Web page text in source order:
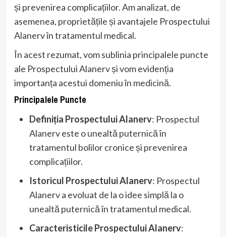
și prevenirea complicațiilor. Am analizat, de
asemenea, proprietățile și avantajele Prospectului
Alanerv în tratamentul medical.
În acest rezumat, vom sublinia principalele puncte
ale Prospectului Alanerv și vom evidenția
importanța acestui domeniu în medicină.
Principalele Puncte
Definiția Prospectului Alanerv: Prospectul
Alanerv este o unealtă puternică în
tratamentul bolilor cronice și prevenirea
complicațiilor.
Istoricul Prospectului Alanerv: Prospectul
Alanerv a evoluat de la o idee simplă la o
unealtă puternică în tratamentul medical.
Caracteristicile Prospectului Alanerv: